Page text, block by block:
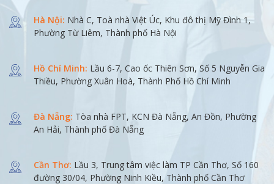
Hà Nội: Nhà C, Toà nhà Việt Úc, Khu đô thị Mỹ Đình 1,
Phường Từ Liêm, Thành phố Hà Nội
Hồ Chí Minh: Lầu 6-7, Cao ốc Thiên Sơn, Số 5 Nguyễn Gia
Thiều, Phường Xuân Hoà, Thành Phố Hồ Chí Minh
Đà Nẵng: Tòa nhà FPT, KCN Đà Nẵng, An Đồn, Phường
An Hải, Thành phố Đà Nẵng
Cần Thơ: Lầu 3, Trung tâm việc làm TP Cần Thơ, Số 160
đường 30/04, Phường Ninh Kiều, Thành phố Cần Thơ